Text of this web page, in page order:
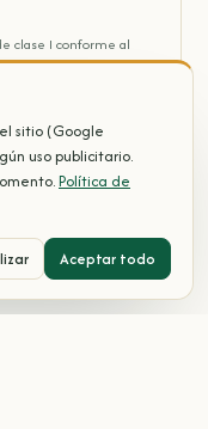
clase I conforme al
simplificada con un
Mercantil de
Lea atentamente las
a su
sitio (Google
uso publicitario.
Política de
Aceptar todo